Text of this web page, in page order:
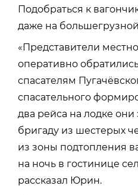
Подобраться к
даже на
«Представители
оперативно
спасателям
спасательного
два рейса на лодке
бригаду из шестерых
из зоны подтопления
на ночь в гостинице
рассказал Юрин.